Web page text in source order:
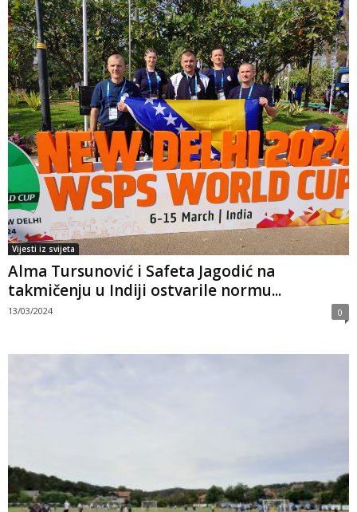
Vijesti iz svijeta
Alma Tursunović i Safeta Jagodić na
takmičenju u Indiji ostvarile normu...
13/03/2024 0